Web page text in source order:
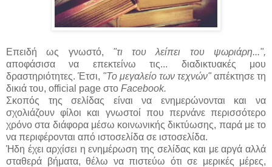
Επειδή ως γνωστό, "τι του λείπει του ψωριάρη...",
αποφάσισα να επεκτείνω τις... διαδικτυακές μου
δραστηριότητες. Έτσι, "Το μεγαλείο των τεχνών" απέκτησε τη
δικιά του, official page στο Facebook.
Σκοπός της σελίδας είναι να ενημερώνονται και να
σχολιάζουν φίλοι και γνωστοί που περνάνε περισσότερο
χρόνο στα διάφορα μέσω κοινωνικής δικτύωσης, παρά με το
να περιφέρονται από ιστοσελίδα σε ιστοσελίδα.
Ήδη έχει αρχίσει η ενημέρωση της σελίδας και με αργά αλλά
σταθερά βήματα, θέλω να πιστεύω ότι σε μερικές μέρες,